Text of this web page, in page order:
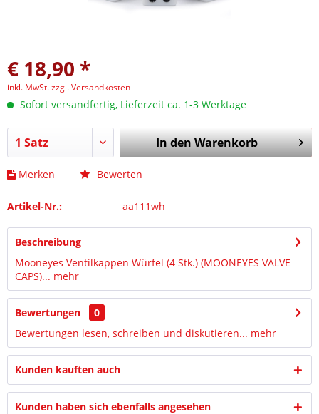
€ 18,90 *
inkl. MwSt.zzgl. Versandkosten
Sofort versandfertig, Lieferzeit ca. 1-3 Werktage
In denWarenkorb
Merken Bewerten
Artikel-Nr.: aa111wh
Beschreibung
Mooneyes Ventilkappen Würfel (4 Stk.) (MOONEYES VALVE
CAPS)... mehr
Bewertungen
0
Bewertungen lesen, schreiben und diskutieren... mehr
Kunden kauften auch
Kunden haben sich ebenfalls angesehen